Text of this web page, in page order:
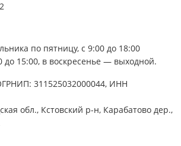
по пятницу, с 9:00 до 18:00
до 15:00, в воскресенье — выходной.
311525032000044, ИНН
обл., Кстовский р-н, Карабатово дер.,